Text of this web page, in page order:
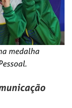
medalha